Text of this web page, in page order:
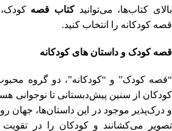
بالای کتاب‌ها، می‌توانیدکتاب قصه
قصه کودکانه را انتخاب کنید.
قصه کودک و داستان های کودکانه
“قصه کودک” و “کودکانه”، دو گروه
کودکان از سنین پیش‌دبستانی تا نوجوانی
و درک‌پذیر موجود در این داستان‌ها، جهان
تصویر می‌کشانند و کودکان را در